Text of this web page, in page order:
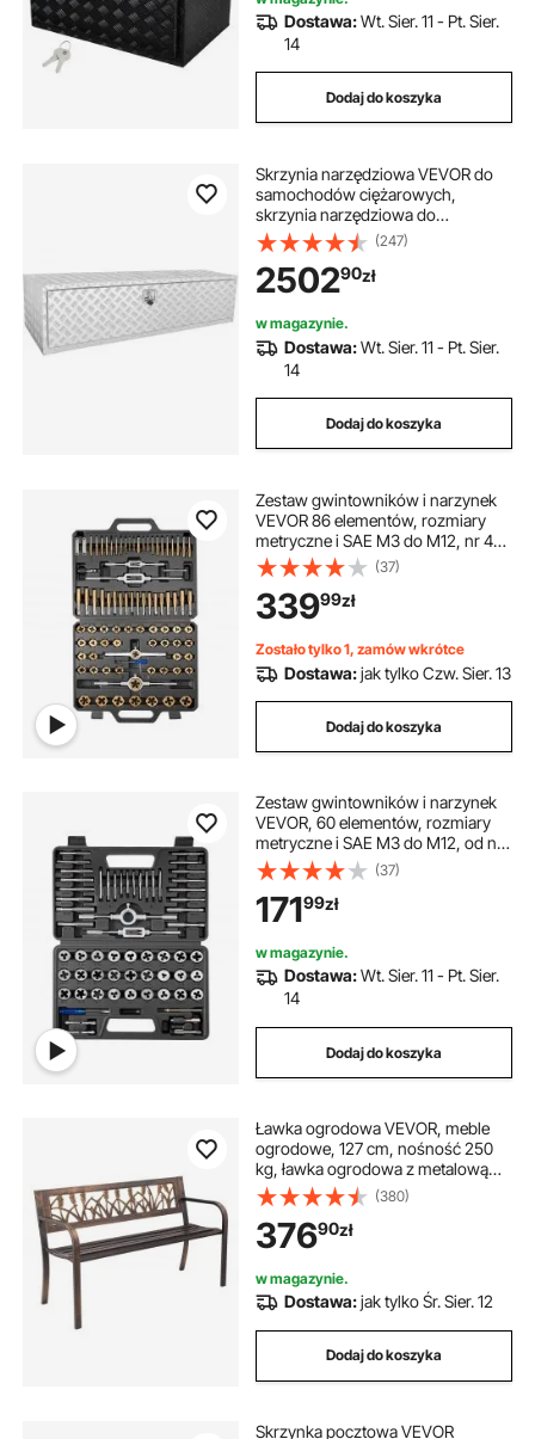
Dostawa:Wt. Sier. 11 - Pt. Sier.
14
Dodaj do koszyka
Skrzynia narzędziowa VEVOR do
samochodów ciężarowych,
skrzynia narzędziowa do
przyczepy, 1524x610x610 mm,
skrzynia narzędziowa z
aluminiowej płyty diamentowej z
zamkiem i kluczami, wodoodporna
skrzynia narzędziowa do
przyczepy
(247)
250290zł
w magazynie.
Dostawa:Wt. Sier. 11 - Pt. Sier.
14
Dodaj do koszyka
Zestaw gwintowników i narzynek
VEVOR 86 elementów, rozmiary
metryczne i SAE M3 do M12, nr 4
do 5/8 cala, z gwintownikami i
narzynkami zgrubnymi i drobnymi,
kluczem, walizką transportową
(37)
33999zł
Zostało tylko 1, zamów wkrótce
Dostawa:jak tylko Czw. Sier. 13
Dodaj do koszyka
Zestaw gwintowników i narzynek
VEVOR, 60 elementów, rozmiary
metryczne i SAE M3 do M12, od nr
4 do 1/2 cala, z gwintownikami i
narzynkami zgrubnymi i drobnymi,
kluczem i walizką transportową
(37)
17199zł
w magazynie.
Dostawa:Wt. Sier. 11 - Pt. Sier.
14
Dodaj do koszyka
Ławka ogrodowa VEVOR, meble
ogrodowe, 127 cm, nośność 250
kg, ławka ogrodowa z metalową
ramą ze stali węglowej, ławka
balkonowa z wzorem kwiatowym z
tworzywa PVC i podłokietnikami o
zaokrąglonych krawędziach,
antyczny brąz
(380)
37690zł
w magazynie.
Dostawa:jak tylko Śr. Sier. 12
Dodaj do koszyka
Skrzynka pocztowa VEVOR